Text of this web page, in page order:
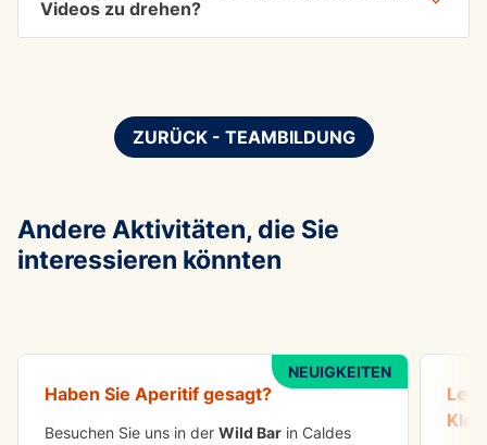
Videos zu drehen?
ZURÜCK - TEAMBILDUNG
Andere Aktivitäten, die Sie
interessieren könnten
NEUIGKEITEN
Haben Sie Aperitif gesagt?
Besuchen Sie uns in der Wild Bar in Caldes